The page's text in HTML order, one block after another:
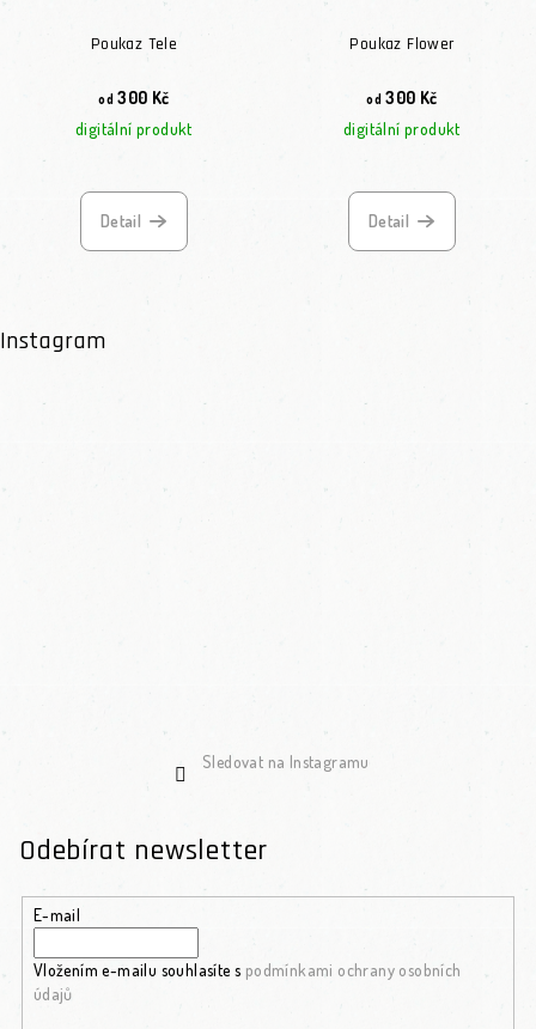
Poukaz Tele
od 300 Kč
digitální produkt
Detail
Poukaz Flower
od 300 Kč
digitální produkt
Detail
Instagram
Sledovat na Instagramu
Odebírat newsletter
E-mail
Vložením e-mailu souhlasíte s podmínkami ochrany osobních
údajů